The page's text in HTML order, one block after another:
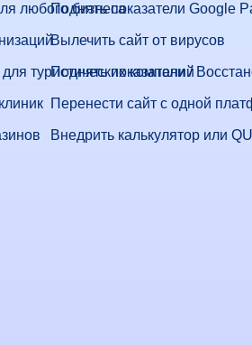
любого бизнеса
туристических компаний
Поднять показатели Google
Вылечить сайт от вирусов
Поднять показатели /
Перенести сайт с одной
Внедрить калькулятор или